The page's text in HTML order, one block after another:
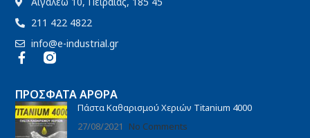
211 422 4822
info@e-industrial.gr
ΠΡΌΣΦΑΤΑ ΆΡΘΡΑ
Πάστα Καθαρισμού Χεριών Titanium 4000
27/08/2021
No Comments